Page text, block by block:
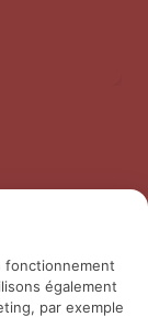
fonctionnement
également
par exemple